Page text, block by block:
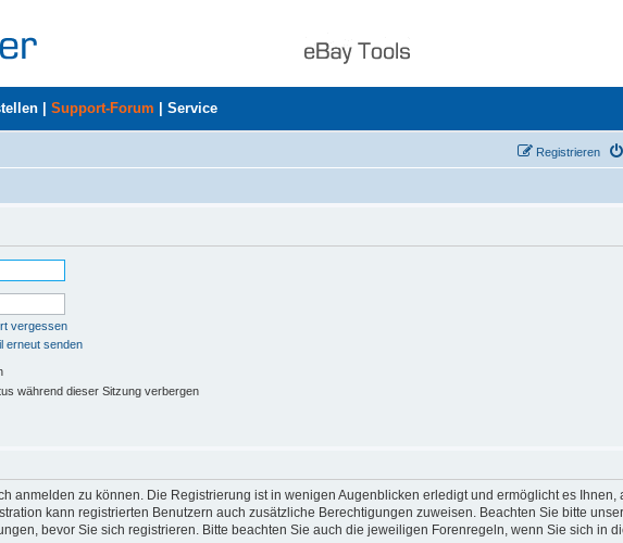
Support-Forum Service
Registrieren
vergessen
erneut senden
während dieser Sitzung verbergen
anmelden zu können. Die Registrierung ist in wenigen Augenblicken erledigt und ermöglicht es Ihnen,
kann registrierten Benutzern auch zusätzliche Berechtigungen zuweisen. Beachten Sie bitte
bevor Sie sich registrieren. Bitte beachten Sie auch die jeweiligen Forenregeln, wenn Sie sich in